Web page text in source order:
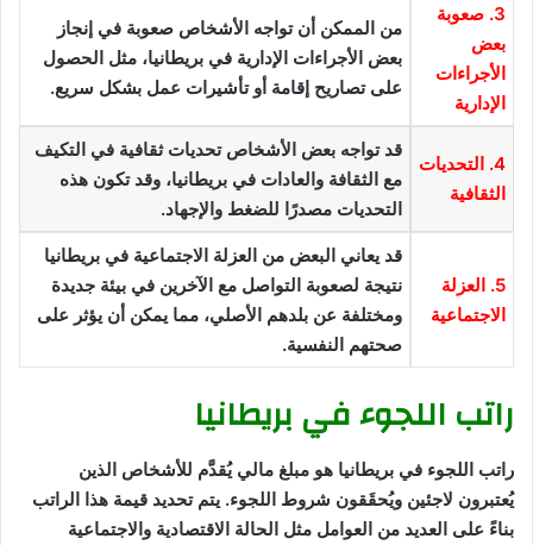
3. صعوبة
بعض
الأجراءات
الإدارية
من الممكن أن تواجه الأشخاص صعوبة في إنجاز
بعض الأجراءات الإدارية في بريطانيا، مثل الحصول
على تصاريح إقامة أو تأشيرات عمل بشكل سريع.
4. التحديات
الثقافية
قد تواجه بعض الأشخاص تحديات ثقافية في التكيف
مع الثقافة والعادات في بريطانيا، وقد تكون هذه
التحديات مصدرًا للضغط والإجهاد.
5. العزلة
الاجتماعية
قد يعاني البعض من العزلة الاجتماعية في بريطانيا
نتيجة لصعوبة التواصل مع الآخرين في بيئة جديدة
ومختلفة عن بلدهم الأصلي، مما يمكن أن يؤثر على
صحتهم النفسية.
راتب اللجوء في بريطانيا
راتب اللجوء في بريطانيا هو مبلغ مالي يُقدَّم للأشخاص الذين
يُعتبرون لاجئين ويُحقَقون شروط اللجوء. يتم تحديد قيمة هذا الراتب
بناءً على العديد من العوامل مثل الحالة الاقتصادية والاجتماعية